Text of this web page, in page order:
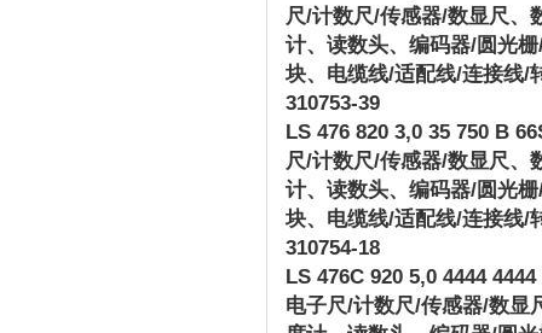
尺/计数尺/传感器/数显尺、
计、读数头、编码器/圆光栅
块、电缆线/适配线/连接线/
310753-39
LS 476 820 3,0 35 750 B
尺/计数尺/传感器/数显尺、
计、读数头、编码器/圆光栅
块、电缆线/适配线/连接线/
310754-18
LS 476C 920 5,0 4444
电子尺/计数尺/传感器/数显